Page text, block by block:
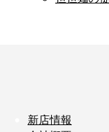
新店情報